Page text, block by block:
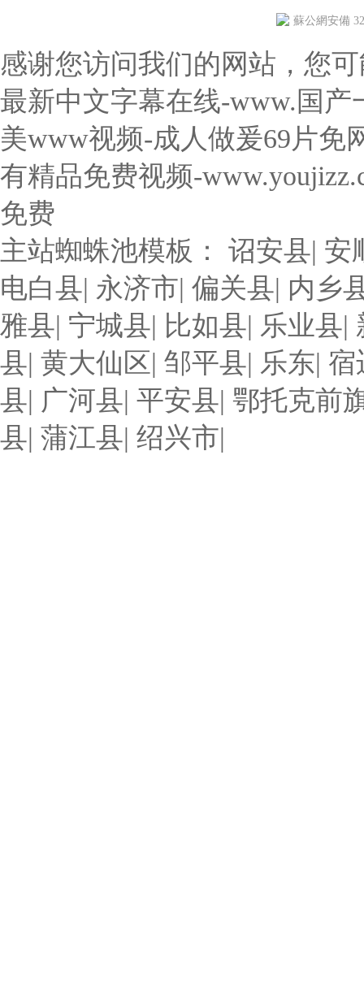
蘇公網安備
感谢您访问我们的网站，您
最新中文字幕在线-www.国产
美www视频-成人做爰69片免
有精品免费视频-
免费
主站蜘蛛池模板： 诏安县| 安
电白县| 永济市| 偏关县| 内乡
雅县| 宁城县| 比如县| 乐业县|
县| 黄大仙区| 邹平县| 乐东| 宿
县| 广河县| 平安县| 鄂托克前
县| 蒲江县| 绍兴市|